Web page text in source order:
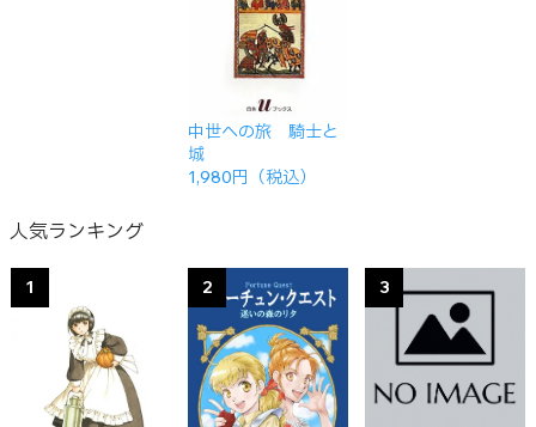
中世への旅 騎士と
城
1,980円（税込）
人気ランキング
1 2 3